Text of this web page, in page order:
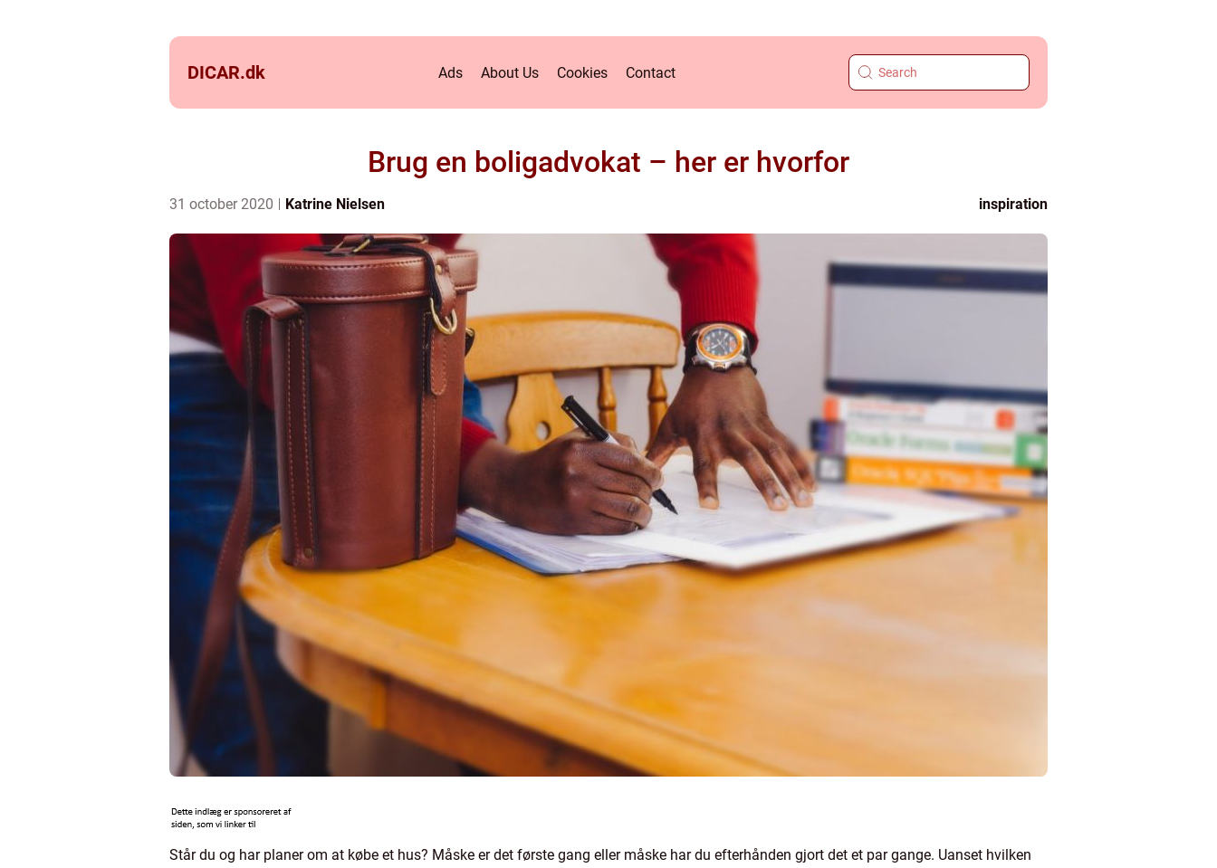
DICAR.dk Ads About Us Cookies Contact
Brug en boligadvokat – her er hvorfor
31 october 2020 Katrine Nielsen inspiration
Står du og har planer om at købe et hus? Måske er det første gang eller måske har du efterhånden gjort det et par gange. Uanset hvilken